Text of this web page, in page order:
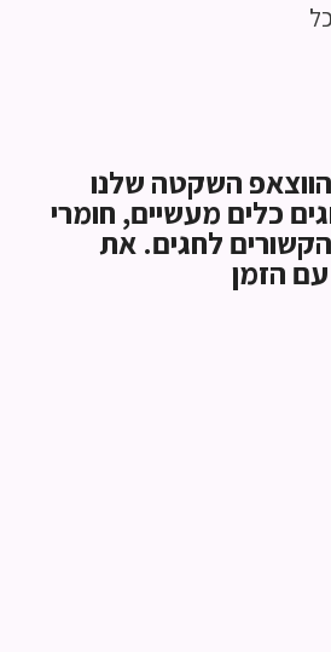
השקטה שלנו
כלים מעשיים, חומרי
לחגים. את
הזמן